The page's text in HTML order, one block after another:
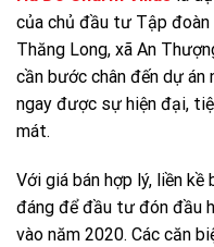
của chủ đầu tư Tập
Thăng Long, xã An
cần bước chân đến dự án
ngay được sự hiện đại,
mát.
Với giá bán hợp lý, liền
đáng để đầu tư đón đầu
vào năm 2020. Các căn